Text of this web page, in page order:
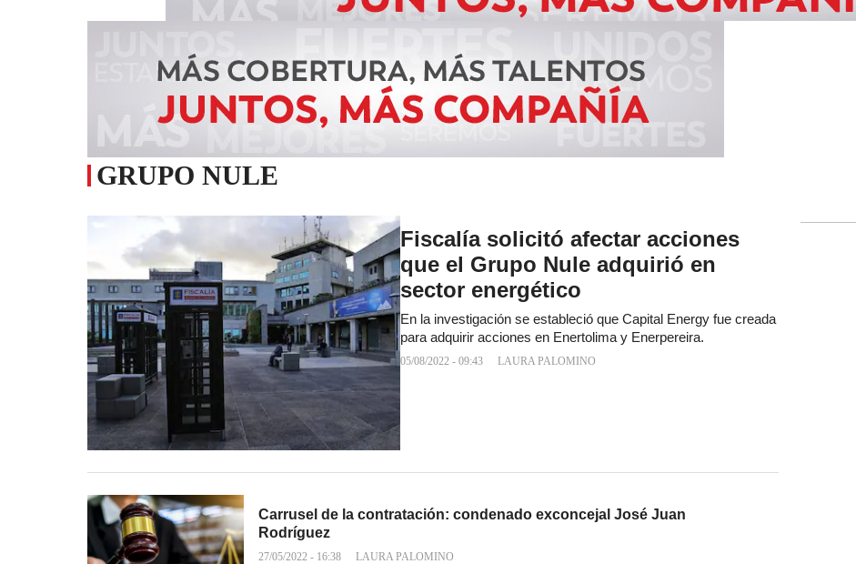
GRUPO NULE
Fiscalía solicitó afectar acciones
que el Grupo Nule adquirió en
sector energético
En la investigación se estableció que Capital Energy fue creada
para adquirir acciones en Enertolima y Enerpereira.
05/08/2022 - 09:43 LAURA PALOMINO
Carrusel de la contratación: condenado exconcejal José Juan
Rodríguez
27/05/2022 - 16:38 LAURA PALOMINO